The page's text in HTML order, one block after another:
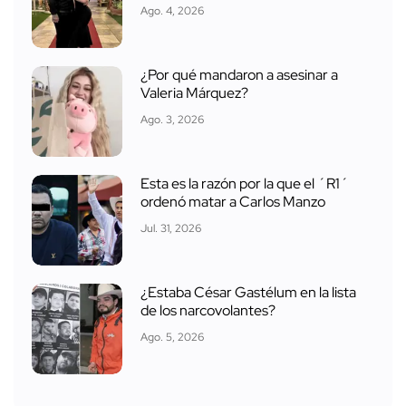
Ago. 4, 2026
¿Por qué mandaron a asesinar a
Valeria Márquez?
Ago. 3, 2026
Esta es la razón por la que el ´R1´
ordenó matar a Carlos Manzo
Jul. 31, 2026
¿Estaba César Gastélum en la lista
de los narcovolantes?
Ago. 5, 2026